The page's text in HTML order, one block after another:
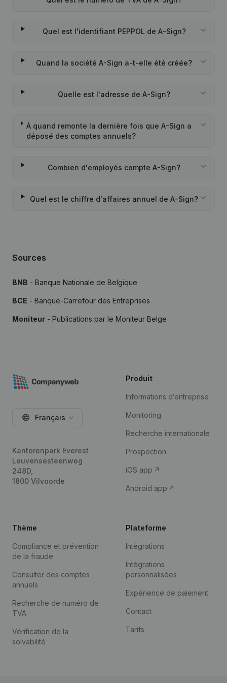
Quel est l'identifiant PEPPOL de A-Sign?
Quand la société A-Sign a-t-elle été créée?
Quelle est l'adresse de A-Sign?
À quand remonte la dernière fois que A-Sign a
déposé des comptes annuels?
Combien d'employés compte A-Sign?
Quel est le chiffre d'affaires annuel de A-Sign?
Sources
BNB - Banque Nationale de Belgique
BCE - Banque-Carrefour des Entreprises
Moniteur - Publications par le Moniteur Belge
Français
Kantorenpark Everest
Leuvensesteenweg
248D,
1800 Vilvoorde
Produit
Informations d’entreprise
Monitoring
Recherche internationale
Prospection
iOS app
Android app
Thème
Compliance et prévention
de la fraude
Consulter des comptes
annuels
Recherche de numéro de
TVA
Vérification de la
solvabilité
Plateforme
Intégrations
Intégrations
personnalisées
Expérience de paiement
Contact
Tarifs